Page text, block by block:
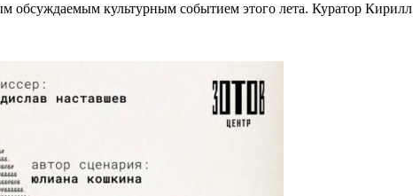
обсуждаемым культурным событием этого лета. Куратор